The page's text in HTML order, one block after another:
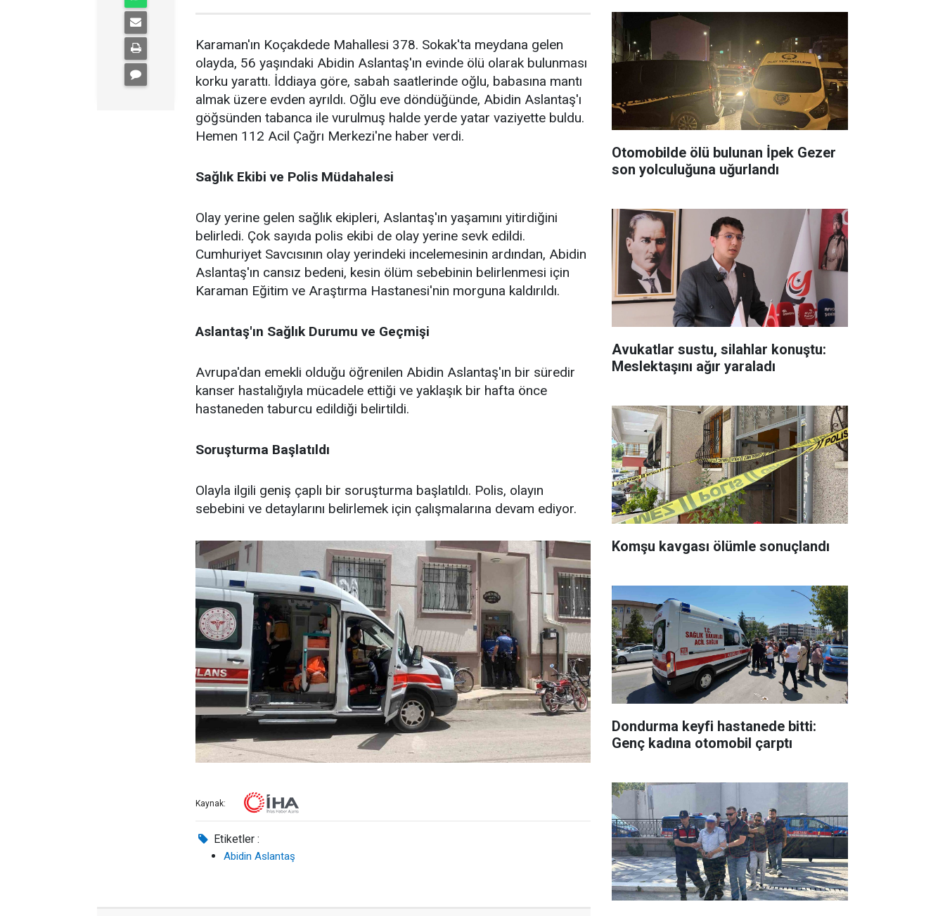
Karaman'ın Koçakdede Mahallesi 378. Sokak'ta meydana gelen
olayda, 56 yaşındaki Abidin Aslantaş'ın evinde ölü olarak bulunması
korku yarattı. İddiaya göre, sabah saatlerinde oğlu, babasına mantı
almak üzere evden ayrıldı. Oğlu eve döndüğünde, Abidin Aslantaş'ı
göğsünden tabanca ile vurulmuş halde yerde yatar vaziyette buldu.
Hemen 112 Acil Çağrı Merkezi'ne haber verdi.
Sağlık Ekibi ve Polis Müdahalesi
Olay yerine gelen sağlık ekipleri, Aslantaş'ın yaşamını yitirdiğini
belirledi. Çok sayıda polis ekibi de olay yerine sevk edildi.
Cumhuriyet Savcısının olay yerindeki incelemesinin ardından, Abidin
Aslantaş'ın cansız bedeni, kesin ölüm sebebinin belirlenmesi için
Karaman Eğitim ve Araştırma Hastanesi'nin morguna kaldırıldı.
Aslantaş'ın Sağlık Durumu ve Geçmişi
Avrupa'dan emekli olduğu öğrenilen Abidin Aslantaş'ın bir süredir
kanser hastalığıyla mücadele ettiği ve yaklaşık bir hafta önce
hastaneden taburcu edildiği belirtildi.
Soruşturma Başlatıldı
Olayla ilgili geniş çaplı bir soruşturma başlatıldı. Polis, olayın
sebebini ve detaylarını belirlemek için çalışmalarına devam ediyor.
Kaynak:
Etiketler :
Abidin Aslantaş
Otomobilde ölü bulunan İpek Gezer
son yolculuğuna uğurlandı
Avukatlar sustu, silahlar konuştu:
Meslektaşını ağır yaraladı
Komşu kavgası ölümle sonuçlandı
Dondurma keyfi hastanede bitti:
Genç kadına otomobil çarptı